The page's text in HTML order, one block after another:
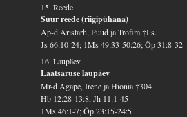
15. Reede
Suur reede (riigipühana)
Ap-d Aristarh, Puud ja Trofim †I s.
Js 66:10-24; 1Ms 49:33-50:26; Õp 31:8-32
16. Laupäev
Laatsaruse laupäev
Mr-d Agape, Irene ja Hionia †304
Hb 12:28-13:8, Jh 11:1-45
1Ms 46:1-7; Õp 23:15-24:5